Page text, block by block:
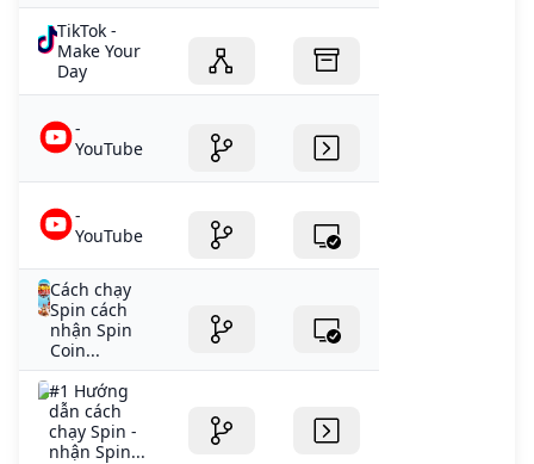
TikTok -
Make Your
Day
-
YouTube
-
YouTube
Cách chạy
Spin cách
nhận Spin
Coin...
#1 Hướng
dẫn cách
chạy Spin -
nhận Spin...